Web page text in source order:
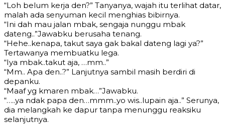
“Loh belum kerja den?” Tanyanya, wajah itu terlihat datar,
malah ada senyuman kecil menghias bibirnya.
“Ini dah mau jalan mbak, sengaja nunggu mbak
dateng..”Jawabku berusaha tenang.
“Hehe..kenapa, takut saya gak bakal dateng lagi ya?”
Tertawanya membuatku lega.
“Iya mbak..takut aja, …mm..”
“Mm.. Apa den..?” Lanjutnya sambil masih berdiri di
depanku.
“Maaf yg kmaren mbak…”Jawabku.
“…..ya ndak papa den…mmm..yo wis..lupain aja..” Serunya,
dia melangkah ke dapur tanpa menunggu reaksiku
selanjutnya.